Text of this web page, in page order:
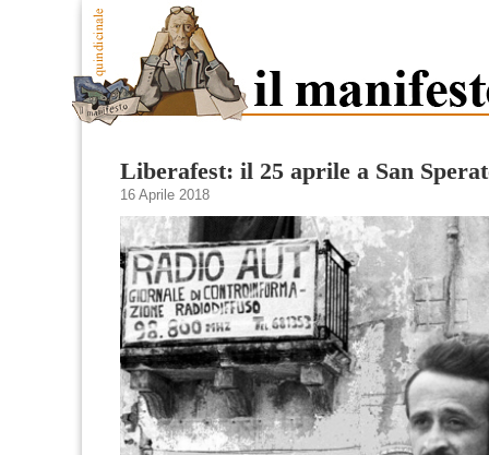
Liberafest: il 25 aprile a San
16 Aprile 2018